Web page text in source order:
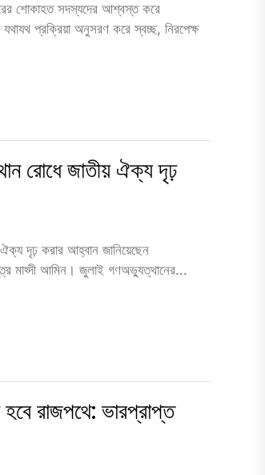
শোকাহত সদস্যদের আশ্বস্ত করে
প্রক্রিয়া অনুসরণ করে স্বচ্ছ, নিরপেক্ষ
রোধে জাতীয় ঐক্য দৃঢ়
দৃঢ় করার আহ্বান জানিয়েছেন
মাহ্দী আমিন। জুলাই গণঅভ্যুত্থানের...
রাজপথে: ভারপ্রাপ্ত